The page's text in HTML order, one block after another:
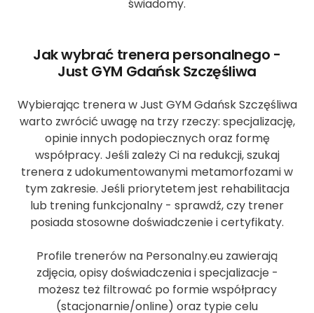
świadomy.
Jak wybrać trenera personalnego -
Just GYM Gdańsk Szczęśliwa
Wybierając trenera w Just GYM Gdańsk Szczęśliwa
warto zwrócić uwagę na trzy rzeczy: specjalizację,
opinie innych podopiecznych oraz formę
współpracy. Jeśli zależy Ci na redukcji, szukaj
trenera z udokumentowanymi metamorfozami w
tym zakresie. Jeśli priorytetem jest rehabilitacja
lub trening funkcjonalny - sprawdź, czy trener
posiada stosowne doświadczenie i certyfikaty.
Profile trenerów na Personalny.eu zawierają
zdjęcia, opisy doświadczenia i specjalizacje -
możesz też filtrować po formie współpracy
(stacjonarnie/online) oraz typie celu